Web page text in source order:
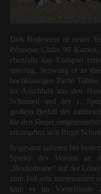
Dirk Bodewein ist neuer
Pétanque Clubs 99
ebenfalls das Endspiel
unterlag, bezwang er in
hochklassigen Partie
im Anschluss aus den
Schauseil und des 1.
großem Beifall der
für den Sieger
erkämpften sich Birgit
Insgesamt nahmen bei
Spieler des Vereins an
„Boulodrome“ auf der
zum Teil sehr interessanten
kam es im Viertelfinale